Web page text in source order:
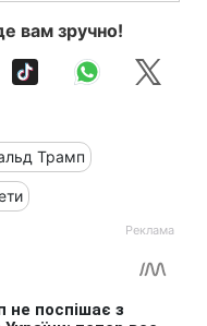
вам зручно!
Трамп